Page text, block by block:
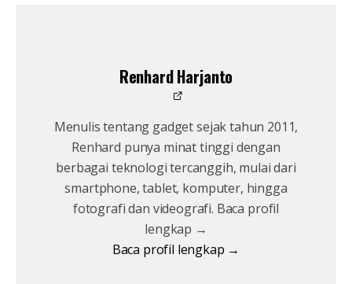
Renhard Harjanto
Menulis tentang gadget sejak tahun 2011,
Renhard punya minat tinggi dengan
berbagai teknologi tercanggih, mulai dari
smartphone, tablet, komputer, hingga
fotografi dan videografi. Baca profil
lengkap →
Baca profil lengkap →